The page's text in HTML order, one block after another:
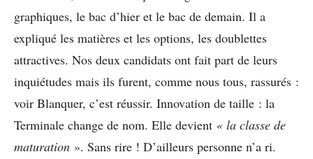
graphiques, le bac d’hier et le bac de demain. Il a
expliqué les matières et les options, les doublettes
attractives. Nos deux candidats ont fait part de leurs
inquiétudes mais ils furent, comme nous tous, rassurés :
voir Blanquer, c’est réussir. Innovation de taille : la
Terminale change de nom. Elle devient « la classe de
maturation ». Sans rire ! D’ailleurs personne n’a ri.